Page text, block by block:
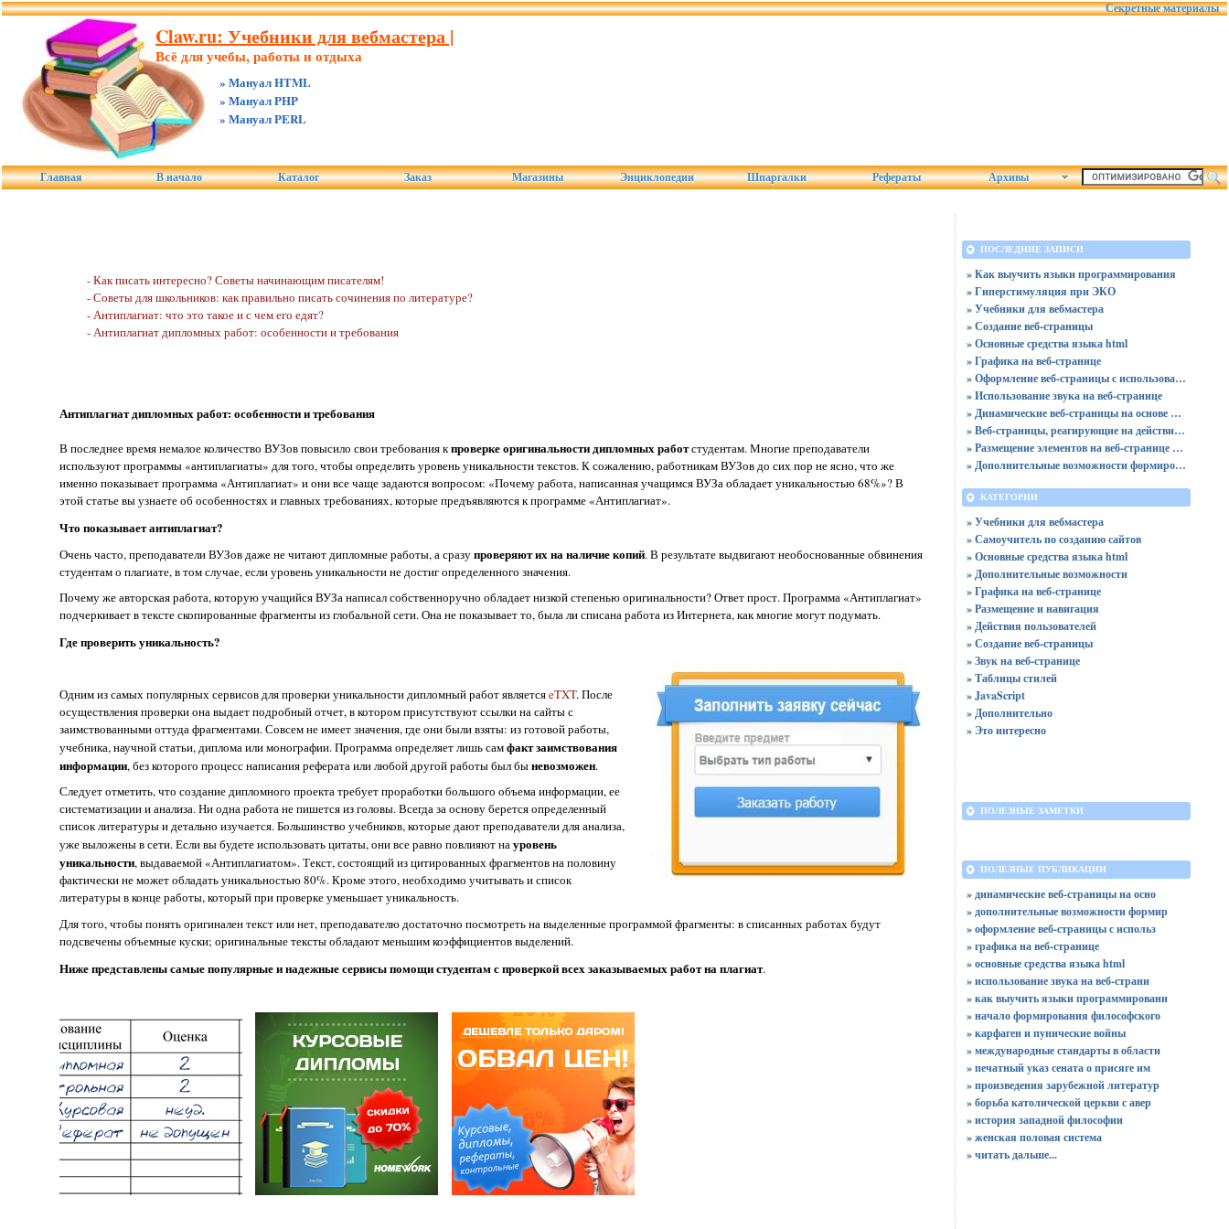
Секретные материалы
Claw.ru: Учебники для вебмастера |
Всё для учебы, работы и отдыха
» Мануал HTML
» Мануал PHP
» Мануал PERL
Главная В начало Каталог Заказ Магазины Энциклопедии Шпаргалки Рефераты Архивы
- Как писать интересно? Советы начинающим писателям!
- Советы для школьников: как правильно писать сочинения по литературе?
- Антиплагиат: что это такое и с чем его едят?
- Антиплагиат дипломных работ: особенности и требования
Антиплагиат дипломных работ: особенности и требования
В последнее время немалое количество ВУЗов повысило свои требования кпроверке оригинальности дипломных работстудентам. Многие преподаватели
используют программы «антиплагиаты» для того, чтобы определить уровень уникальности текстов. К сожалению, работникам ВУЗов до сих пор не ясно, что же
именно показывает программа «Антиплагиат» и они все чаще задаются вопросом: «Почему работа, написанная учащимся ВУЗа обладает уникальностью 68%»? В
этой статье вы узнаете об особенностях и главных требованиях, которые предъявляются к программе «Антиплагиат».
Что показывает антиплагиат?
Очень часто, преподаватели ВУЗов даже не читают дипломные работы, а сразупроверяют их на наличие копий. В результате выдвигают необоснованные обвинения
студентам о плагиате, в том случае, если уровень уникальности не достиг определенного значения.
Почему же авторская работа, которую учащийся ВУЗа написал собственноручно обладает низкой степенью оригинальности? Ответ прост. Программа «Антиплагиат»
подчеркивает в тексте скопированные фрагменты из глобальной сети. Она не показывает то, была ли списана работа из Интернета, как многие могут подумать.
Где проверить уникальность?
Одним из самых популярных сервисов для проверки уникальности дипломный работ являетсяeTXT. После
осуществления проверки она выдает подробный отчет, в котором присутствуют ссылки на сайты с
заимствованными оттуда фрагментами. Совсем не имеет значения, где они были взяты: из готовой работы,
учебника, научной статьи, диплома или монографии. Программа определяет лишь самфакт заимствования
информации, без которого процесс написания реферата или любой другой работы был быневозможен.
Следует отметить, что создание дипломного проекта требует проработки большого объема информации, ее
систематизации и анализа. Ни одна работа не пишется из головы. Всегда за основу берется определенный
список литературы и детально изучается. Большинство учебников, которые дают преподаватели для анализа,
уже выложены в сети. Если вы будете использовать цитаты, они все равно повлияют науровень
уникальности, выдаваемой «Антиплагиатом». Текст, состоящий из цитированных фрагментов на половину
фактически не может обладать уникальностью 80%. Кроме этого, необходимо учитывать и список
литературы в конце работы, который при проверке уменьшает уникальность.
Для того, чтобы понять оригинален текст или нет, преподавателю достаточно посмотреть на выделенные программой фрагменты: в списанных работах будут
подсвечены объемные куски; оригинальные тексты обладают меньшим коэффициентов выделений.
Ниже представлены самые популярные и надежные сервисы помощи студентам с проверкой всех заказываемых работ на плагиат.
ПОСЛЕДНИЕ ЗАПИСИ
» Как выучить языки программирования
» Гиперстимуляция при ЭКО
» Учебники для вебмастера
» Создание веб-страницы
» Основные средства языка html
» Графика на веб-странице
» Оформление веб-страницы с использованием стилей
» Использование звука на веб-странице
» Динамические веб-страницы на основе JavaScript
» Веб-страницы, реагирующие на действия пользователя
» Размещение элементов на веб-странице и навигация по сайту
» Дополнительные возможности формирования веб-страниц
КАТЕГОРИИ
» Учебники для вебмастера
» Самоучитель по созданию сайтов
» Основные средства языка html
» Дополнительные возможности
» Графика на веб-странице
» Размещение и навигация
» Действия пользователей
» Создание веб-страницы
» Звук на веб-странице
» Таблицы стилей
» JavaScript
» Дополнительно
» Это интересно
ПОЛЕЗНЫЕ ЗАМЕТКИ
ПОЛЕЗНЫЕ ПУБЛИКАЦИИ
» динамические веб-страницы на осно
» дополнительные возможности формир
» оформление веб-страницы с использ
» графика на веб-странице
» основные средства языка html
» использование звука на веб-страни
» как выучить языки программировани
» начало формирования философского
» карфаген и пунические войны
» международные стандарты в области
» печатный указ сената о присяге им
» произведения зарубежной литератур
» борьба католической церкви с авер
» история западной философии
» женская половая система
»читать дальше...